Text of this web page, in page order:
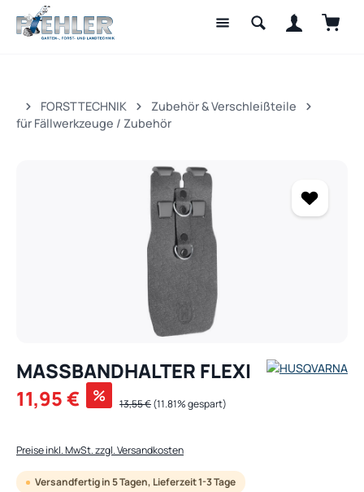
Zum Hauptinhalt springen
FORSTTECHNIK
Zubehör & Verschleißteile
für Fällwerkzeuge / Zubehör
MASSBANDHALTER FLEXI
Verkaufspreis:
11,95 € % Regulärer Preis:
13,55 €(11.81% gespart)
Preise inkl. MwSt. zzgl. Versandkosten
Versandfertig in 5 Tagen, Lieferzeit 1-3 Tage